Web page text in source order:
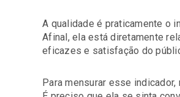
A qualidade é praticamente o
Afinal, ela está diretamente
eficazes e satisfação do
Para mensurar esse